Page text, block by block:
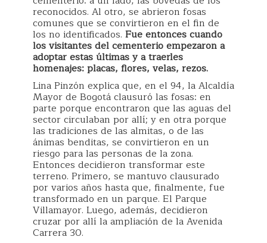
reconocidos. Al otro, se abrieron fosas
comunes que se convirtieron en el fin de
los no identificados. Fue entonces cuando
los visitantes del cementerio empezaron a
adoptar estas últimas y a traerles
homenajes: placas, flores, velas, rezos.
Lina Pinzón explica que, en el 94, la Alcaldía
Mayor de Bogotá clausuró las fosas: en
parte porque encontraron que las aguas del
sector circulaban por allí; y en otra porque
las tradiciones de las almitas, o de las
ánimas benditas, se convirtieron en un
riesgo para las personas de la zona.
Entonces decidieron transformar este
terreno. Primero, se mantuvo clausurado
por varios años hasta que, finalmente, fue
transformado en un parque. El Parque
Villamayor. Luego, además, decidieron
cruzar por allí la ampliación de la Avenida
Carrera 30.